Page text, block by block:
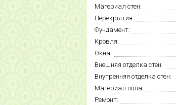
Материал стен:
Перекрытия:
Фундамент:
Кровля:
Окна:
Внешняя отделка стен:
Внутренняя отделка стен:
Материал пола:
Ремонт: